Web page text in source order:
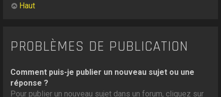
Haut
PROBLÈMES DE PUBLICATION
Comment puis-je publier un nouveau sujet ou une
réponse ?
Pour publier un nouveau sujet dans un forum, cliquez sur